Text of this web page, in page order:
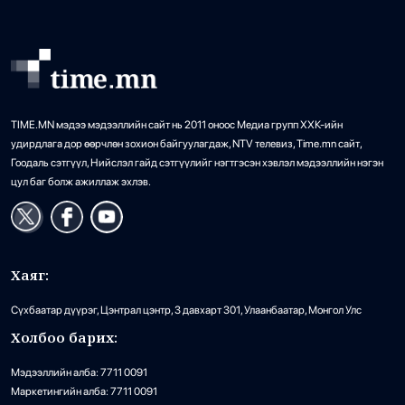
TIME.MN мэдээ мэдээллийн сайт нь 2011 оноос Медиа групп ХХК-ийн
удирдлага дор өөрчлөн зохион байгуулагдаж, NTV телевиз, Time.mn сайт,
Гоодаль сэтгүүл, Нийслэл гайд сэтгүүлийг нэгтгэсэн хэвлэл мэдээллийн нэгэн
цул баг болж ажиллаж эхлэв.
Хаяг:
Сүхбаатар дүүрэг, Цэнтрал цэнтр, 3 давхарт 301, Улаанбаатар, Монгол Улс
Холбоо барих:
Мэдээллийн алба: 7711 0091
Маркетингийн алба: 7711 0091